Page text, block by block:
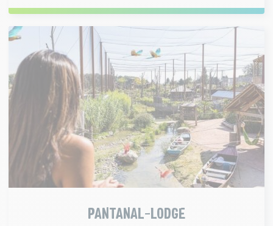
PANTANAL-LODGE